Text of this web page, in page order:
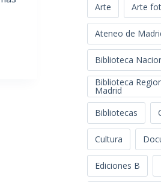
Arte Arte
Ateneo de
Biblioteca
Biblioteca
Madrid
Bibliotecas
Cultura
Ediciones B